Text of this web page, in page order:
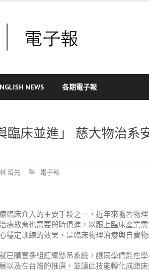
NEWS 各期電子報
臨床並進」 慈大物治系
林 哲先 電子報
臨床介入的主要手段之一，近年來隨著物
療教育也需要與時俱進，以跟上臨床產業
穩定訓練的效果，是臨床物理治療與自費
已購置多組紅繩懸吊系統，讓同學們能在
以及在台灣的推廣，並讓此技能轉化成臨